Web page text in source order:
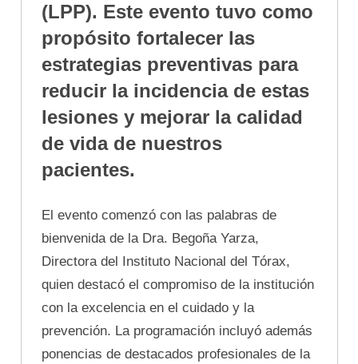
(LPP). Este evento tuvo como
propósito fortalecer las
estrategias preventivas para
reducir la incidencia de estas
lesiones y mejorar la calidad
de vida de nuestros
pacientes.
El evento comenzó con las palabras de
bienvenida de la Dra. Begoña Yarza,
Directora del Instituto Nacional del Tórax,
quien destacó el compromiso de la institución
con la excelencia en el cuidado y la
prevención. La programación incluyó además
ponencias de destacados profesionales de la